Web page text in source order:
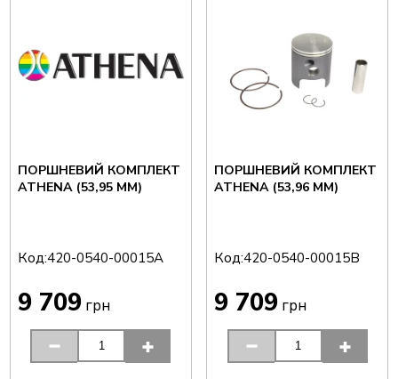
ПОРШНЕВИЙ КОМПЛЕКТ
ATHENA (53,95 ММ)
Код:420-0540-00015A
9 709грн
ПОРШНЕВИЙ КОМПЛЕКТ
ATHENA (53,96 ММ)
Код:420-0540-00015B
9 709 грн